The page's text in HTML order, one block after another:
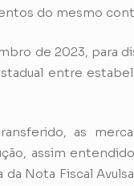
do mesmo
de 2023, para
entre
as
assim
Nota Fiscal